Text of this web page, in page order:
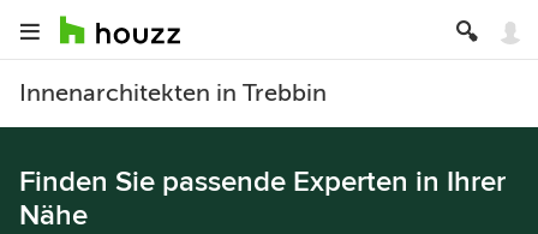
Innenarchitekten in Trebbin
Finden Sie passende Experten in Ihrer
Nähe